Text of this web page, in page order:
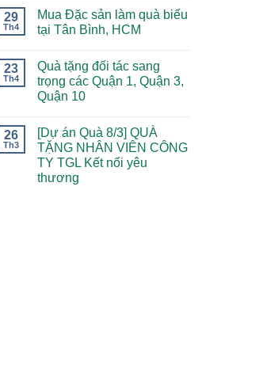
29
Th4
Mua Đặc sản làm quà biếu
tại Tân Bình, HCM
23
Th4
Quà tặng đối tác sang
trọng các Quận 1, Quận 3,
Quận 10
26
Th3
[Dự án Quà 8/3] QUÀ
TẶNG NHÂN VIÊN CÔNG
TY TGL Kết nối yêu
thương